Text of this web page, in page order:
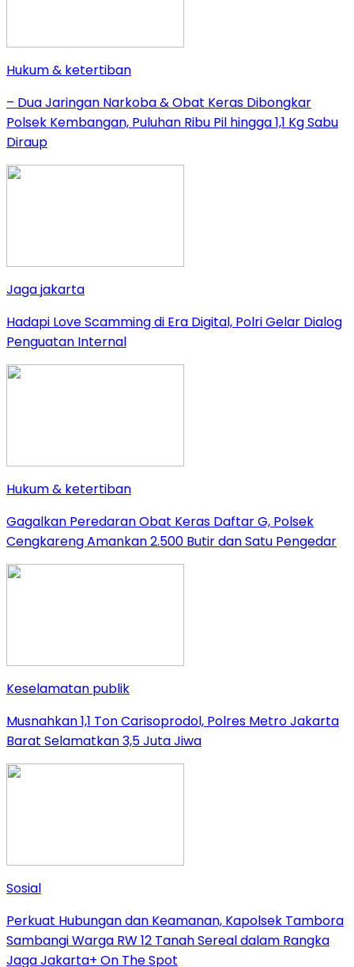
Hukum & ketertiban
– Dua Jaringan Narkoba & Obat Keras Dibongkar
Polsek Kembangan, Puluhan Ribu Pil hingga 1,1 Kg Sabu
Diraup
Jaga jakarta
Hadapi Love Scamming di Era Digital, Polri Gelar Dialog
Penguatan Internal
Hukum & ketertiban
Gagalkan Peredaran Obat Keras Daftar G, Polsek
Cengkareng Amankan 2.500 Butir dan Satu Pengedar
Keselamatan publik
Musnahkan 1,1 Ton Carisoprodol, Polres Metro Jakarta
Barat Selamatkan 3,5 Juta Jiwa
Sosial
Perkuat Hubungan dan Keamanan, Kapolsek Tambora
Sambangi Warga RW 12 Tanah Sereal dalam Rangka
Jaga Jakarta+ On The Spot